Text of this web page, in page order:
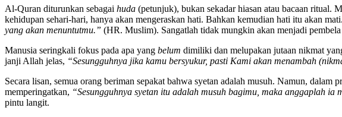
Al-Quran diturunkan sebagai huda (petunjuk), bukan sekadar hiasan atau bacaan ritual.
kehidupan sehari-hari, hanya akan mengeraskan hati. Bahkan kemudian hati itu akan
yang akan menuntutmu.” (HR. Muslim). Sangatlah tidak mungkin akan menjadi
Manusia seringkali fokus pada apa yang belum dimiliki dan melupakan jutaan nikmat
janji Allah jelas, “Sesungguhnya jika kamu bersyukur, pasti Kami akan menambah
Secara lisan, semua orang beriman sepakat bahwa syetan adalah musuh. Namun,
memperingatkan, “Sesungguhnya syetan itu adalah musuh bagimu, maka anggaplah ia
pintu langit.